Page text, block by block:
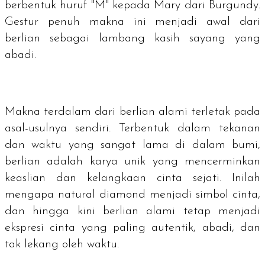
berbentuk huruf "M" kepada Mary dari Burgundy.
Gestur penuh makna ini menjadi awal dari
berlian sebagai lambang kasih sayang yang
abadi.
Makna terdalam dari berlian alami terletak pada
asal-usulnya sendiri. Terbentuk dalam tekanan
dan waktu yang sangat lama di dalam bumi,
berlian adalah karya unik yang mencerminkan
keaslian dan kelangkaan cinta sejati. Inilah
mengapa natural diamond menjadi simbol cinta,
dan hingga kini berlian alami tetap menjadi
ekspresi cinta yang paling autentik, abadi, dan
tak lekang oleh waktu.